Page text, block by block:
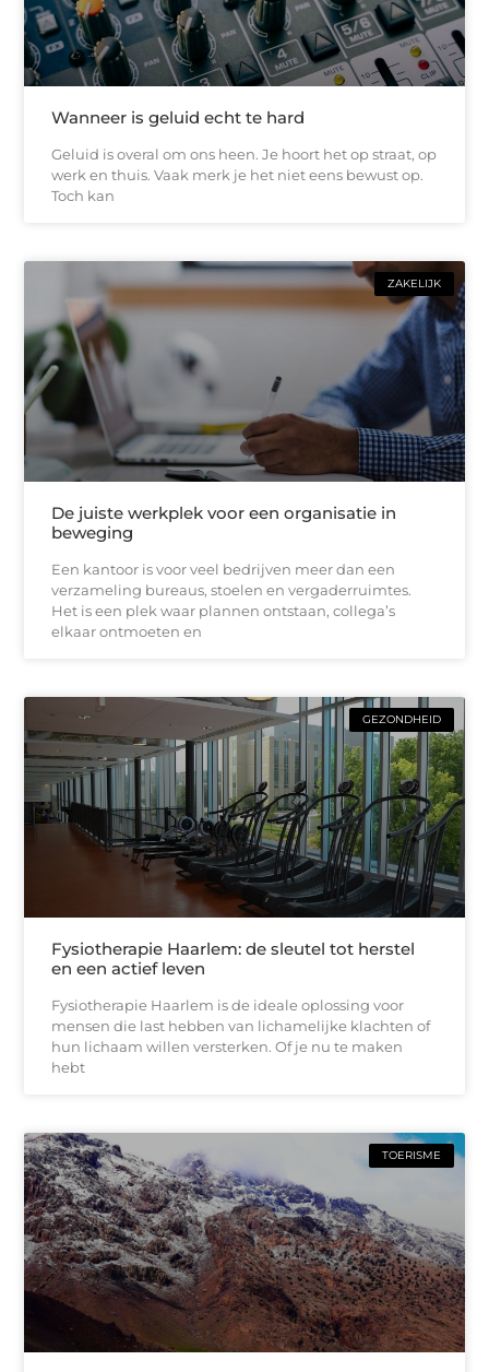
Wanneer is geluid echt te hard
Geluid is overal om ons heen. Je hoort het op straat, op
werk en thuis. Vaak merk je het niet eens bewust op.
Toch kan
ZAKELIJK
De juiste werkplek voor een organisatie in
beweging
Een kantoor is voor veel bedrijven meer dan een
verzameling bureaus, stoelen en vergaderruimtes.
Het is een plek waar plannen ontstaan, collega’s
elkaar ontmoeten en
GEZONDHEID
Fysiotherapie Haarlem: de sleutel tot herstel
en een actief leven
Fysiotherapie Haarlem is de ideale oplossing voor
mensen die last hebben van lichamelijke klachten of
hun lichaam willen versterken. Of je nu te maken
hebt
TOERISME